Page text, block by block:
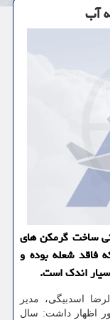
آب
ساخت گرمکن های
فاقد شعله بوده و
اندک است.
اسدبیگی، مدیر
اظهار داشت: سال